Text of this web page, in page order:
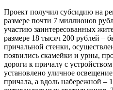
Проект получил субсидию на
размере почти 7 миллионов
участию заинтересованных
размере 18 тысяч 200 рублей –
причальной стенки,
появились скамейки и урны,
дороги к причалу с
установлено уличное
причала, а вдоль набережной –